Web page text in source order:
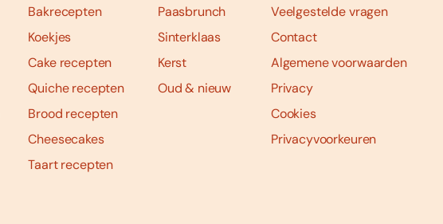
Bakrecepten
Koekjes
Cake recepten
Quiche recepten
Brood recepten
Cheesecakes
Taart recepten
Paasbrunch
Sinterklaas
Kerst
Oud & nieuw
Veelgestelde vragen
Contact
Algemene voorwaarden
Privacy
Cookies
Privacyvoorkeuren